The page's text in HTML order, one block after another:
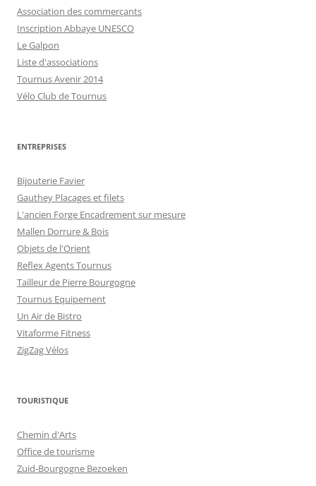
Association des commerçants
Inscription Abbaye UNESCO
Le Galpon
Liste d'associations
Tournus Avenir 2014
Vélo Club de Tournus
ENTREPRISES
Bijouterie Favier
Gauthey Placages et filets
L'ancien Forge Encadrement sur mesure
Mallen Dorrure & Bois
Objets de l'Orient
Reflex Agents Tournus
Tailleur de Pierre Bourgogne
Tournus Equipement
Un Air de Bistro
Vitaforme Fitness
ZigZag Vélos
TOURISTIQUE
Chemin d'Arts
Office de tourisme
Zuid-Bourgogne Bezoeken